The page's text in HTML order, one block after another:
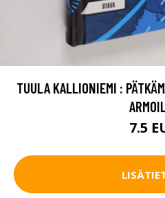
TUULA KALLIONIEMI :
7.5